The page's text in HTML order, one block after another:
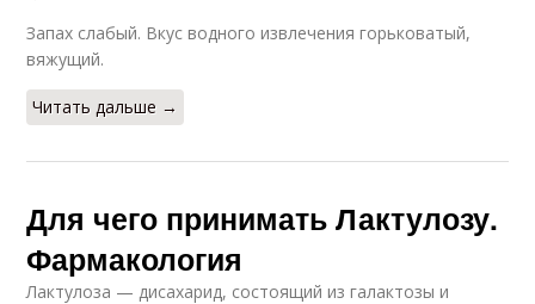
Запах слабый. Вкус водного извлечения горьковатый,
вяжущий.
Читать дальше →
Для чего принимать Лактулозу.
Фармакология
Лактулоза — дисахарид, состоящий из галактозы и